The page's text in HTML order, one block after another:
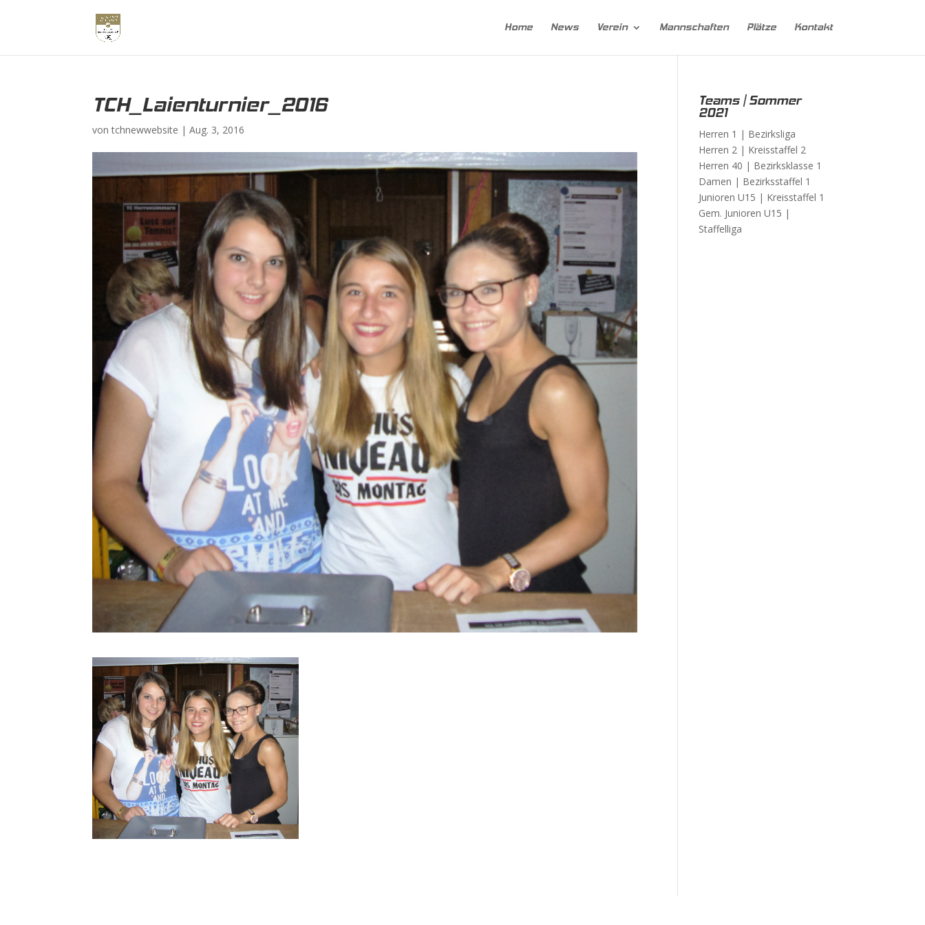
Home News Verein Mannschaften Plätze Kontakt
TCH_Laienturnier_2016
vontchnewwebsite |Aug. 3, 2016
Teams | Sommer
2021
Herren 1 | Bezirksliga
Herren 2 | Kreisstaffel 2
Herren 40 | Bezirksklasse 1
Damen | Bezirksstaffel 1
Junioren U15 | Kreisstaffel 1
Gem. Junioren U15 |
Staffelliga